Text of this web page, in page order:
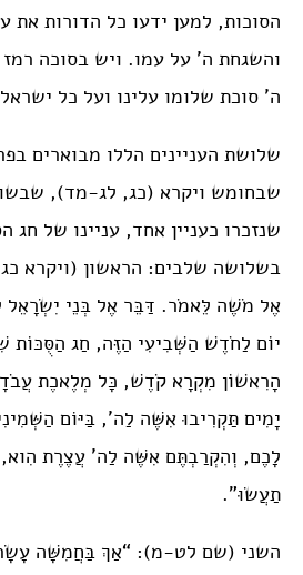
הסוכות, למען ידעו כל הדורות את
והשגחת ה’ על עמו. ויש בסוכה
ה’ סוכת שלומו עלינו ועל כל
שלושת העניינים הללו מבוארים
שבחומש ויקרא (כג, לג-מד),
שנזכרו כעניין אחד, עניינו של חג
בשלושה שלבים: הראשון (ויקרא
אֶל מֹשֶׁה לֵּאמֹר. דַּבֵּר אֶל בְּנֵי
יוֹם לַחֹדֶשׁ הַשְּׁבִיעִי הַזֶּה, חַג הַסֻּכּוֹת
הָרִאשׁוֹן מִקְרָא קֹדֶשׁ, כָּל מְלֶאכֶת
יָמִים תַּקְרִיבוּ אִשֶּׁה לַה’, בַּיּוֹם
לָכֶם, וְהִקְרַבְתֶּם אִשֶּׁה לַה’ עֲצֶרֶת
תַעֲשׂוּ”.
השני (שם לט-מ): “אַךְ בַּחֲמִשָּׁה